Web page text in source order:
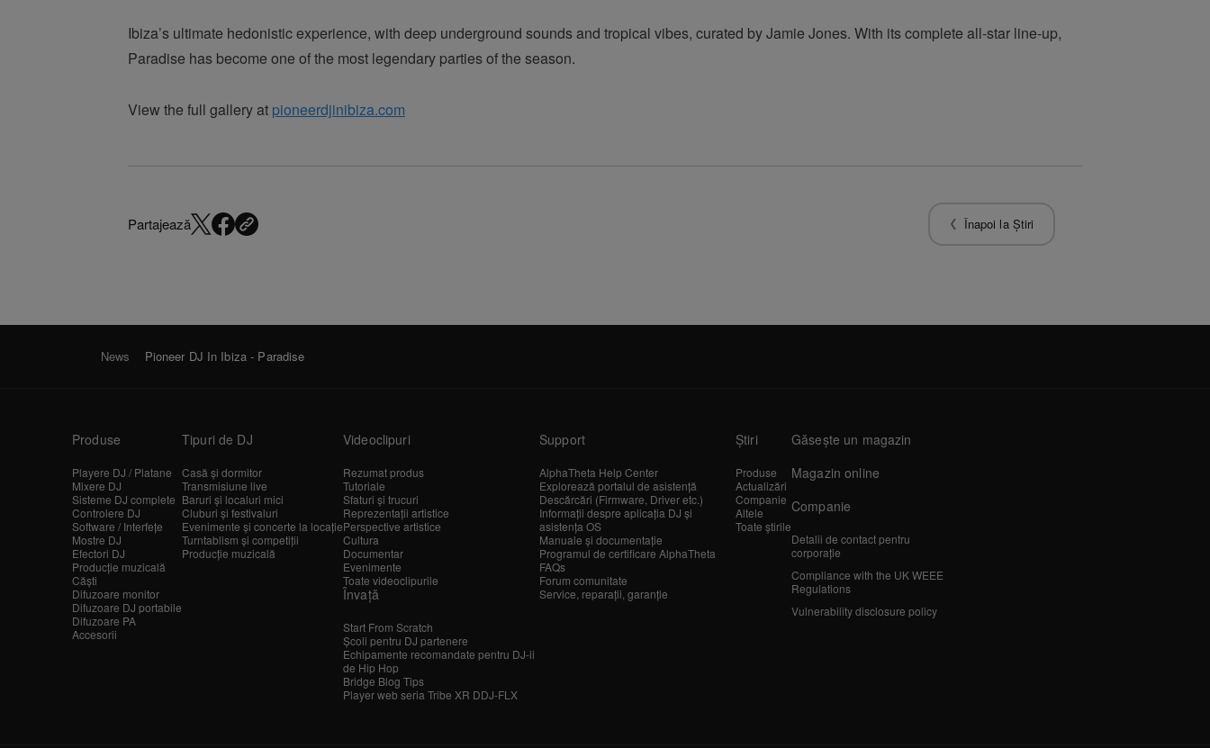
Ibiza’s ultimate hedonistic experience, with deep underground sounds and tropical vibes, curated by Jamie Jones. With its complete all-star line-up,
Paradise has become one of the most legendary parties of the season.
View the full gallery at pioneerdjinibiza.com
Partajează Înapoi la Știri
News Pioneer DJ In Ibiza - Paradise
Produse
Playere DJ / Platane
Mixere DJ
Sisteme DJ complete
Controlere DJ
Software / Interfețe
Mostre DJ
Efectori DJ
Producție muzicală
Căști
Difuzoare monitor
Difuzoare DJ portabile
Difuzoare PA
Accesorii
Tipuri de DJ
Casă și dormitor
Transmisiune live
Baruri și localuri mici
Cluburi și festivaluri
Evenimente și concerte la locație
Turntablism și competiții
Producție muzicală
Videoclipuri
Rezumat produs
Tutoriale
Sfaturi și trucuri
Reprezentații artistice
Perspective artistice
Cultura
Documentar
Evenimente
Toate videoclipurile
Învață
Start From Scratch
Școli pentru DJ partenere
Echipamente recomandate pentru DJ-ii
de Hip Hop
Bridge Blog Tips
Player web seria Tribe XR DDJ-FLX
Support
AlphaTheta Help Center
Explorează portalul de asistență
Descărcări (Firmware, Driver etc.)
Informații despre aplicația DJ și
asistența OS
Manuale și documentație
Programul de certificare AlphaTheta
FAQs
Forum comunitate
Service, reparații, garanție
Știri
Produse
Actualizări
Companie
Altele
Toate știrile
Găsește un magazin
Magazin online
Companie
Detalii de contact pentru
corporație
Compliance with the UK WEEE
Regulations
Vulnerability disclosure policy